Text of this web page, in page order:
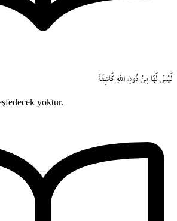
لَيْسَ لَهَا مِنْ دُونِ اللّٰهِ كَاشِفَةٌ
yoktur.